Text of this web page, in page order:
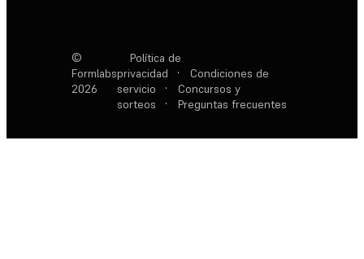
©
Formlabs
2026
Política de
privacidad
·
Condiciones de
servicio
·
Concursos y
sorteos
· Preguntas frecuentes